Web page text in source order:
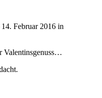
14. Februar 2016 in
Valentinsgenuss…